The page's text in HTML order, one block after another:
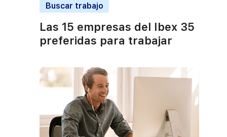
Buscar trabajo
Las 15 empresas del Ibex 35
preferidas para trabajar